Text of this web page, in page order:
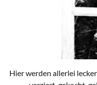
Hier werden allerlei